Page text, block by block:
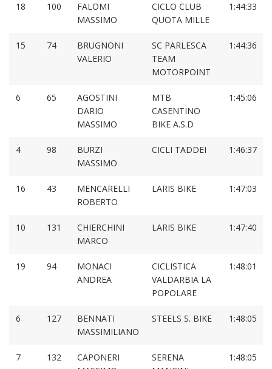
18 100
FALOMI
MASSIMO
CICLO CLUB
QUOTA MILLE
1:44:33
15 74
BRUGNONI
VALERIO
SC PARLESCA
TEAM
MOTORPOINT
1:44:36
6 65
AGOSTINI
DARIO
MASSIMO
MTB
CASENTINO
BIKE A.S.D
1:45:06
4 98
BURZI
MASSIMO
CICLI TADDEI 1:46:37
16 43
MENCARELLI
ROBERTO
LARIS BIKE 1:47:03
10 131
CHIERCHINI
MARCO
LARIS BIKE 1:47:40
19 94
MONACI
ANDREA
CICLISTICA
VALDARBIA LA
POPOLARE
1:48:01
6 127
BENNATI
MASSIMILIANO
STEELS S. BIKE 1:48:05
7 132
CAPONERI
SERENA
1:48:05